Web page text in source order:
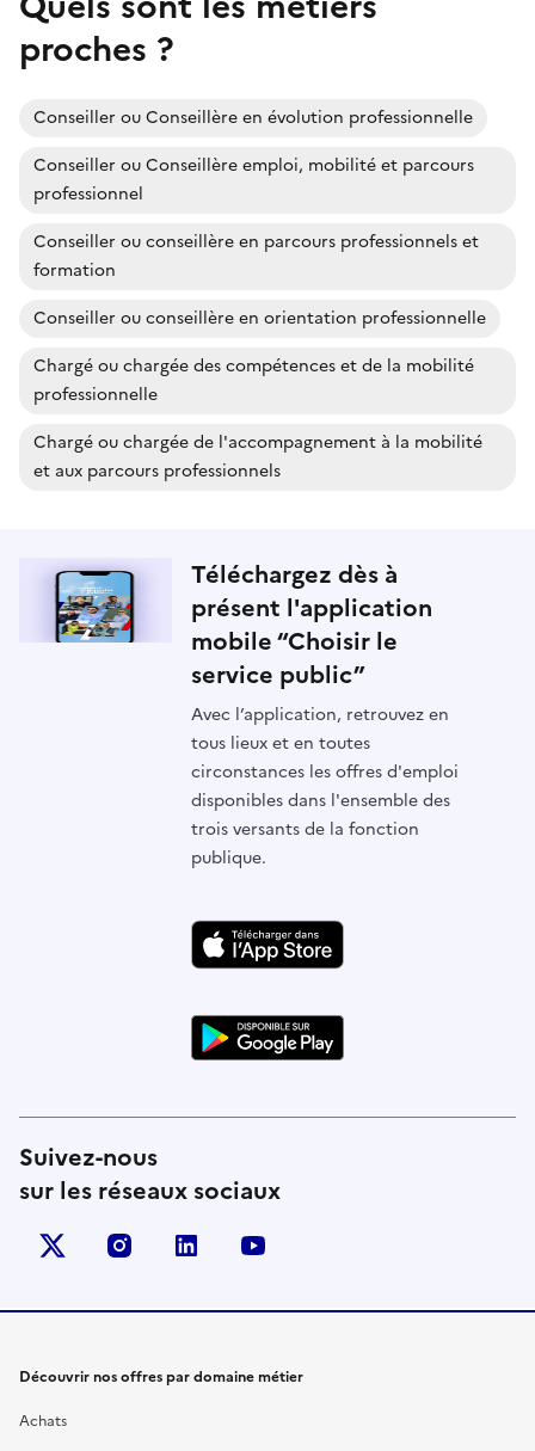
proches ?
Conseiller ou Conseillère en évolution professionnelle
Conseiller ou Conseillère emploi, mobilité et parcours
professionnel
Conseiller ou conseillère en parcours professionnels et
formation
Conseiller ou conseillère en orientation professionnelle
Chargé ou chargée des compétences et de la mobilité
professionnelle
Chargé ou chargée de l'accompagnement à la mobilité
et aux parcours professionnels
Téléchargez dès à
présent l'application
mobile “Choisir le
service public”
Avec l’application, retrouvez en
tous lieux et en toutes
circonstances les offres d'emploi
disponibles dans l'ensemble des
trois versants de la fonction
publique.
Suivez-nous
sur les réseaux sociaux
X (anciennement Twitter)
instagramlinkedin
Découvrir nos offres par domaine métier
Achats